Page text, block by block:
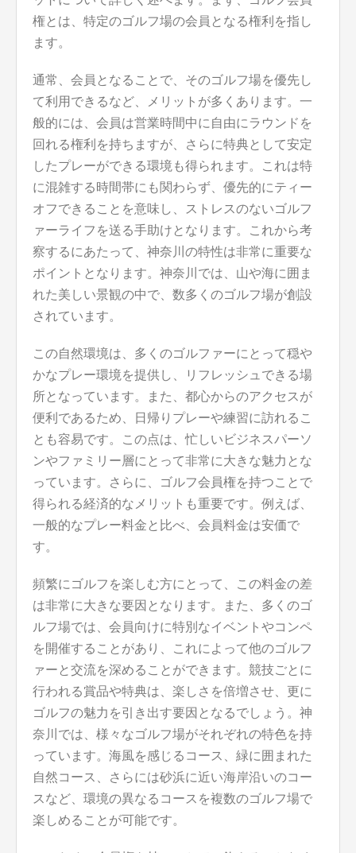
権とは、特定のゴルフ場の会員となる権利を指し
ます。
通常、会員となることで、そのゴルフ場を優先し
て利用できるなど、メリットが多くあります。一
般的には、会員は営業時間中に自由にラウンドを
回れる権利を持ちますが、さらに特典として安定
したプレーができる環境も得られます。これは特
に混雑する時間帯にも関わらず、優先的にティー
オフできることを意味し、ストレスのないゴルフ
ァーライフを送る手助けとなります。これから考
察するにあたって、神奈川の特性は非常に重要な
ポイントとなります。神奈川では、山や海に囲ま
れた美しい景観の中で、数多くのゴルフ場が創設
されています。
この自然環境は、多くのゴルファーにとって穏や
かなプレー環境を提供し、リフレッシュできる場
所となっています。また、都心からのアクセスが
便利であるため、日帰りプレーや練習に訪れるこ
とも容易です。この点は、忙しいビジネスパーソ
ンやファミリー層にとって非常に大きな魅力とな
っています。さらに、ゴルフ会員権を持つことで
得られる経済的なメリットも重要です。例えば、
一般的なプレー料金と比べ、会員料金は安価で
す。
頻繁にゴルフを楽しむ方にとって、この料金の差
は非常に大きな要因となります。また、多くのゴ
ルフ場では、会員向けに特別なイベントやコンペ
を開催することがあり、これによって他のゴルフ
ァーと交流を深めることができます。競技ごとに
行われる賞品や特典は、楽しさを倍増させ、更に
ゴルフの魅力を引き出す要因となるでしょう。神
奈川では、様々なゴルフ場がそれぞれの特色を持
っています。海風を感じるコース、緑に囲まれた
自然コース、さらには砂浜に近い海岸沿いのコー
スなど、環境の異なるコースを複数のゴルフ場で
楽しめることが可能です。